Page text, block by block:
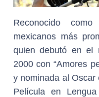
Reconocido
mexicanos más
quien debutó en el
2000 con “Amores
y nominada al
Película en